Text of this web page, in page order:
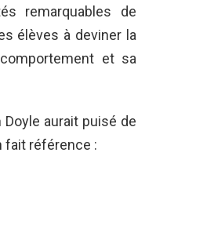
remarquables de
élèves à deviner la
et sa
Doyle aurait puisé de
fait référence :